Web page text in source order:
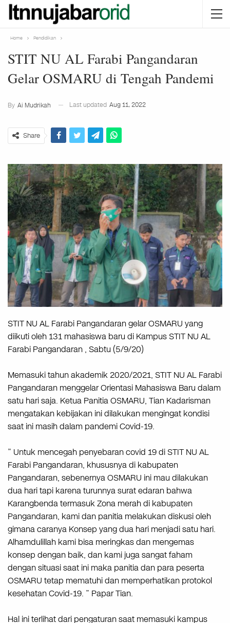
Home Pendidikan
STIT NU AL Farabi Pangandaran
Gelar OSMARU di Tengah Pandemi
By Ai Mudrikah Last updated Aug 11, 2022
Share
STIT NU AL Farabi Pangandaran gelar OSMARU yang
diikuti oleh 131 mahasiswa baru di Kampus STIT NU AL
Farabi Pangandaran , Sabtu (5/9/20)
Memasuki tahun akademik 2020/2021, STIT NU AL Farabi
Pangandaran menggelar Orientasi Mahasiswa Baru dalam
satu hari saja. Ketua Panitia OSMARU, Tian Kadarisman
mengatakan kebijakan ini dilakukan mengingat kondisi
saat ini masih dalam pandemi Covid-19.
” Untuk mencegah penyebaran covid 19 di STIT NU AL
Farabi Pangandaran, khususnya di kabupaten
Pangandaran, sebenernya OSMARU ini mau dilakukan
dua hari tapi karena turunnya surat edaran bahwa
Karangbenda termasuk Zona merah di kabupaten
Pangandaran, kami dan panitia melakukan diskusi oleh
gimana caranya Konsep yang dua hari menjadi satu hari.
Alhamdulillah kami bisa meringkas dan mengemas
konsep dengan baik, dan kami juga sangat faham
dengan situasi saat ini maka panitia dan para peserta
OSMARU tetap mematuhi dan memperhatikan protokol
kesehatan Covid-19. ” Papar Tian.
Hal ini terlihat dari pengaturan saat memasuki kampus